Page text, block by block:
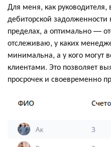
Для меня, как
дебиторской
пределах, а оптимально —
отслеживаю, у каких
минимальна, а у кого могут
клиентами. Это позволяет
просрочек и своевременно